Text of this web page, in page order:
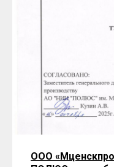
ООО